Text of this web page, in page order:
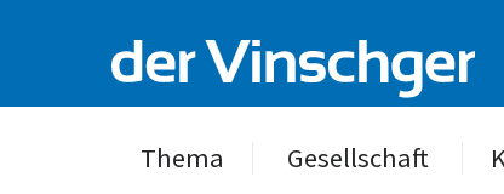
Thema Gesellschaft